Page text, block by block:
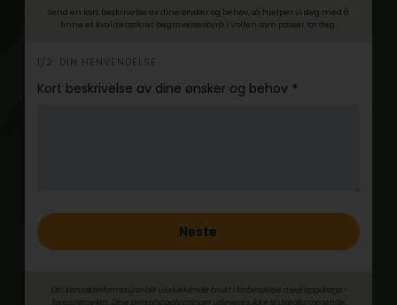
Send en kort beskrivelse av dine ønsker og behov, så hjelper vi deg med å
finne et kvalitetssikret begravelsesbyrå i Vollen som passer for deg.
h
e
1/2: DIN HENVENDELSE
Kort beskrivelse av dine ønsker og behov *
Neste
Din kontaktinformasjon blir utelukkende brukt i forbindelse med oppdrags­
forespørselen. Dine person­­opplysninger utleveres ikke til uvedkommende.